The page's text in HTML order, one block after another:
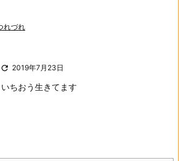
れづれ
 2019年7月23日
いちおう生きてます